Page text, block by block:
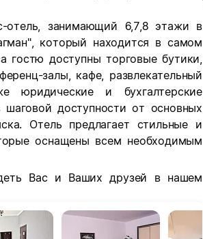
отель, занимающий 6,7,8 этажи в
который находится в самом
гостю доступны торговые бутики,
залы, кафе, развлекательный
юридические и бухгалтерские
доступности от основных
Отель предлагает стильные и
оснащены всем необходимым
Вас и Ваших друзей в нашем